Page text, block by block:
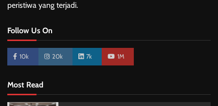
peristiwa yang terjadi.
Follow Us On
10k 20k 7k 1M
Most Read